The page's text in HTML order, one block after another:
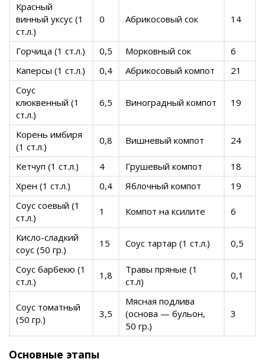
Красный
винный уксус (1
ст.л.)
0 Абрикосовый сок 14
Горчица (1 ст.л.) 0,5 Морковный сок
6
Каперсы (1 ст.л.)
0,4 Абрикосовый компот
21
Соус
клюквенный (1
ст.л.)
6,5 Виноградный компот 19
Корень имбиря
(1 ст.л.)
0,8 Вишневый компот 24
Кетчуп (1 ст.л.) 4 Грушевый компот
18
Хрен (1 ст.л.)
0,4 Яблочный компот
19
Соус соевый (1
ст.л.)
1 Компот на ксилите 6
Кисло-сладкий
соус (50 гр.)
15 Соус тартар (1 ст.л.) 0,5
Соус барбекю (1
ст.л.)
1,8
Травы пряные (1
ст.л)
0,1
Соус томатный
(50 гр.)
3,5
Мясная подлива
(основа — бульон,
50 гр.)
3
Основные этапы